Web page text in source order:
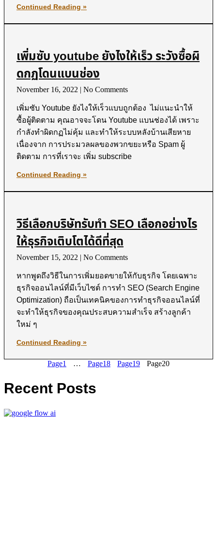
Continued Reading »
เพิ่มซับ youtube ยังไงให้เร็ว ระวังซื้อผิ
ดกฏโดนแบนช่อง
November 16, 2022 No Comments
เพิ่มซับ Youtube ยังไงให้เร็วแบบถูกต้อง ไม่แนะนำให้
ซื้อผู้ติดตาม คุณอาจจะโดน Youtube แบนช่องได้ เพราะ
กำลังทำผิดกฏไม่คุ้ม และทำให้ระบบหลังบ้านเสียหาย
เนื่องจาก การประมวลผลของพวกขยะหรือ Spam ผู้
ติดตาม การที่เราจะ เพิ่ม subscribe
Continued Reading »
วิธีเลือกบริษัทรับทำ SEO เลือกอย่างไร
ให้ธุรกิจเติบโตได้ดีที่สุด
November 15, 2022 No Comments
หากพูดถึงวิธีในการเพิ่มยอดขายให้กับธุรกิจ โดยเฉพาะ
ธุรกิจออนไลน์ที่มีเว็บไซต์ การทำ SEO (Search Engine
Optimization) ถือเป็นเทคนิคของการทำธุรกิจออนไลน์ที่
จะทำให้ธุรกิจของคุณประสบความสำเร็จ สร้างลูกค้า
ใหม่ ๆ
Continued Reading »
Page1 … Page18 Page19 Page20
Recent Posts